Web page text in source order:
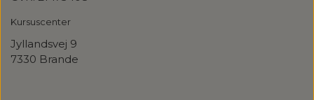
Kursuscenter
Jyllandsvej 9
7330 Brande